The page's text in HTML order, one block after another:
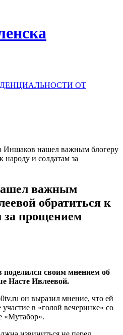
ОТ
Иншаков нашел важным блогеру
народу и солдатам за
важным
обратиться к
за прощением
своим мнением об
Насте Ивлеевой.
он выразил мнение, что ей
в «голой вечеринке» со
«Мутабор».